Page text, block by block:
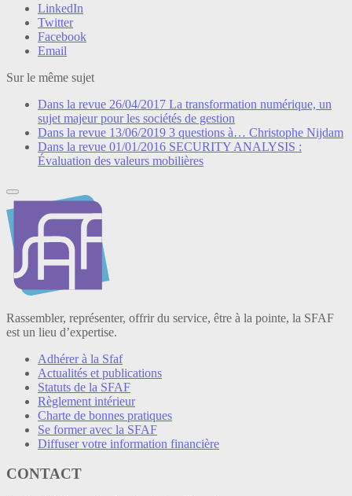
LinkedIn
Twitter
Facebook
Email
Sur le même sujet
Dans la revue 26/04/2017 La transformation numérique, un
sujet majeur pour les sociétés de gestion
Dans la revue 13/06/2019 3 questions à… Christophe Nijdam
Dans la revue 01/01/2016 SECURITY ANALYSIS :
Évaluation des valeurs mobilières
Rassembler, représenter, offrir du service, être à la pointe, la SFAF
est un lieu d’expertise.
Adhérer à la Sfaf
Actualités et publications
Statuts de la SFAF
Règlement intérieur
Charte de bonnes pratiques
Se former avec la SFAF
Diffuser votre information financière
CONTACT